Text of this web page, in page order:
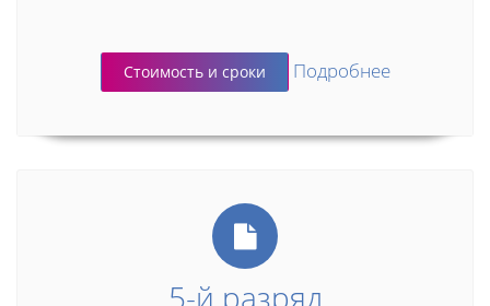
Стоимость и сроки Подробнее
5-й разряд